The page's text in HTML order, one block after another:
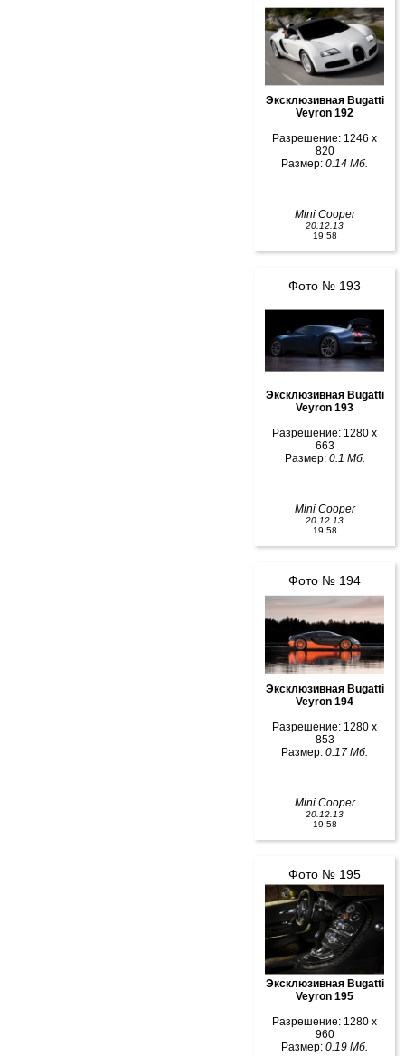
Эксклюзивная Bugatti
Veyron 192
Разрешение: 1246 x
820
Размер: 0.14 Мб.
Mini Cooper
20.12.13
19:58
Фото № 193
Эксклюзивная Bugatti
Veyron 193
Разрешение: 1280 x
663
Размер: 0.1 Мб.
Mini Cooper
20.12.13
19:58
Фото № 194
Эксклюзивная Bugatti
Veyron 194
Разрешение: 1280 x
853
Размер: 0.17 Мб.
Mini Cooper
20.12.13
19:58
Фото № 195
Эксклюзивная Bugatti
Veyron 195
Разрешение: 1280 x
960
Размер: 0.19 Мб.